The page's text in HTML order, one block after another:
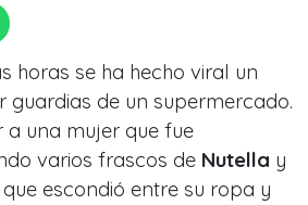
horas se ha hecho viral un
de un supermercado.
a una mujer que fue
varios frascos de Nutella y
que escondió entre su ropa y